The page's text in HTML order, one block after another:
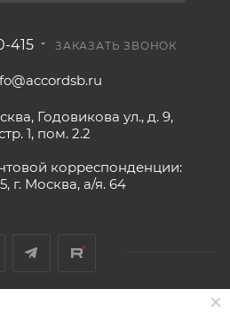
415 ЗАКАЗАТЬ ЗВОНОК
Годовикова ул., д. 9,
1, пом. 2.2
корреспонденции:
г. Москва, а/я. 64
внимание на то, что вся